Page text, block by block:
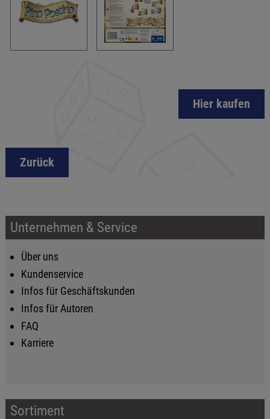
Hier kaufen
Zurück
Unternehmen & Service
Über uns
Kundenservice
Infos für Geschäftskunden
Infos für Autoren
FAQ
Karriere
Sortiment